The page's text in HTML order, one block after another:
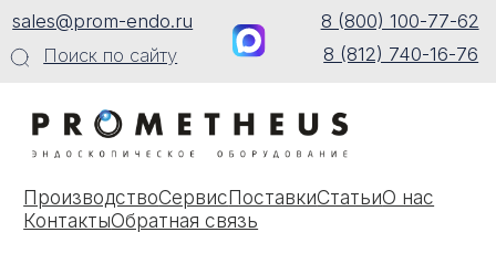
8 (800) 100-77-62
8 (812) 740-16-76
sales@prom-endo.ru
ПроизводствоСервисПоставкиСтатьи О нас